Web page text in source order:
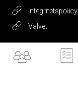
Integritetspolicy
Valvet